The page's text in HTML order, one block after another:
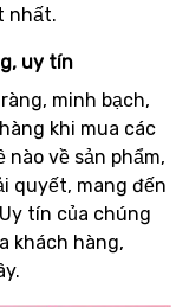
nhất.
uy tín
minh bạch,
khi mua các
nào về sản phẩm,
quyết, mang đến
tín của chúng
khách hàng,